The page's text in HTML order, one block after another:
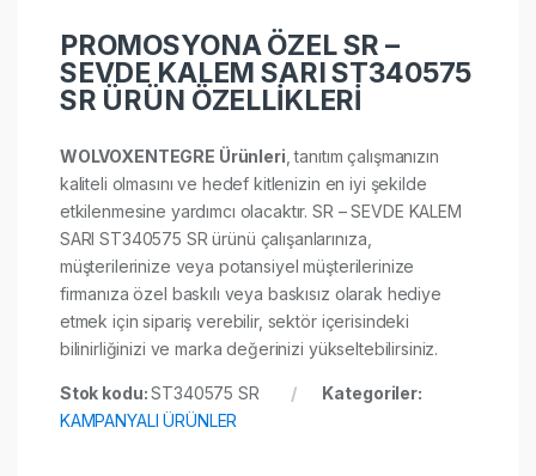
PROMOSYONA ÖZEL SR –
SEVDE KALEM SARI ST340575
SR ÜRÜN ÖZELLİKLERİ
WOLVOXENTEGRE Ürünleri , tanıtım çalışmanızın
kaliteli olmasını ve hedef kitlenizin en iyi şekilde
etkilenmesine yardımcı olacaktır. SR – SEVDE KALEM
SARI ST340575 SR ürünü çalışanlarınıza,
müşterilerinize veya potansiyel müşterilerinize
firmanıza özel baskılı veya baskısız olarak hediye
etmek için sipariş verebilir, sektör içerisindeki
bilinirliğinizi ve marka değerinizi yükseltebilirsiniz.
Stok kodu:ST340575 SR
Kategoriler:
KAMPANYALI ÜRÜNLER